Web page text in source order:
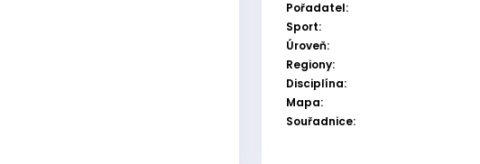
Pořadatel:
Sport:
Úroveň:
Regiony:
Disciplína:
Mapa:
Souřadnice: